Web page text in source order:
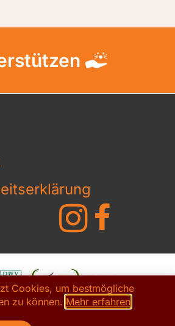
Cookies, um bestmögliche
zu können. Mehr erfahren